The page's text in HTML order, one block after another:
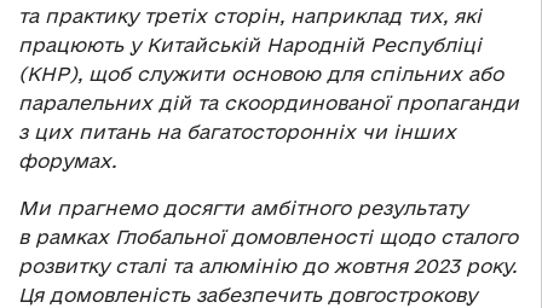
та практику третіх сторін, наприклад тих, які
працюють у Китайській Народній Республіці
(КНР), щоб служити основою для спільних або
паралельних дій та скоординованої пропаганди
з цих питань на багатосторонніх чи інших
форумах.
Ми прагнемо досягти амбітного результату
в рамках Глобальної домовленості щодо сталого
розвитку сталі та алюмінію до жовтня 2023 року.
Ця домовленість забезпечить довгострокову